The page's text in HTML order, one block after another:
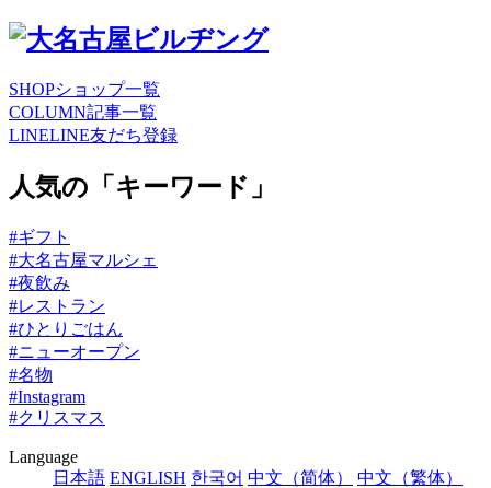
SHOPショップ一覧
COLUMN記事一覧
LINELINE友だち登録
人気の「キーワード」
#ギフト
#大名古屋マルシェ
#夜飲み
#レストラン
#ひとりごはん
#ニューオープン
#名物
#Instagram
#クリスマス
Language
日本語 ENGLISH 한국어 中文（简体） 中文（繁体）